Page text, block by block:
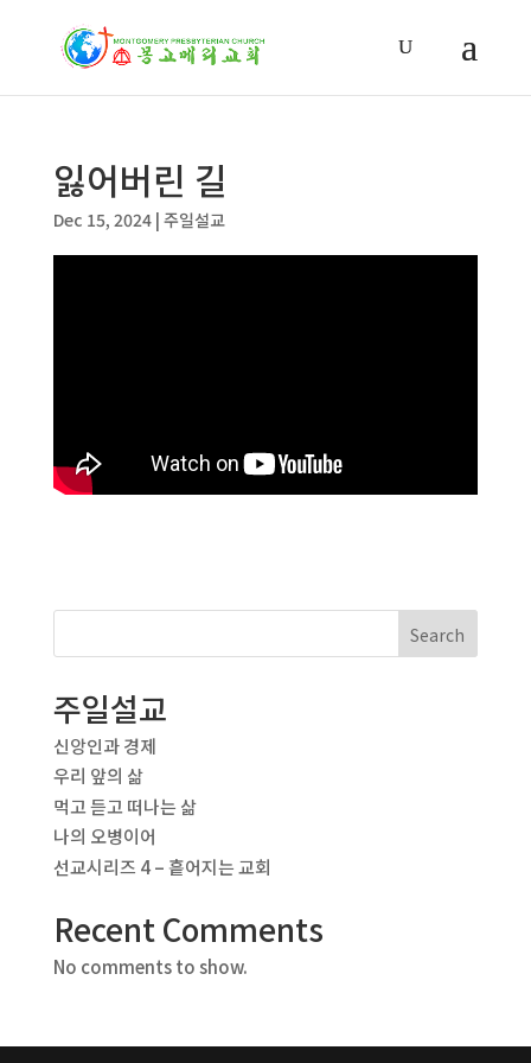
잃어버린 길
Dec 15, 2024| 주일설교
Search
주일설교
신앙인과 경제
우리 앞의 삶
먹고 듣고 떠나는 삶
나의 오병이어
선교시리즈 4 – 흩어지는 교회
Recent Comments
No comments to show.